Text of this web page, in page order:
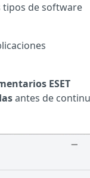
tipos de software
ESET
antes de